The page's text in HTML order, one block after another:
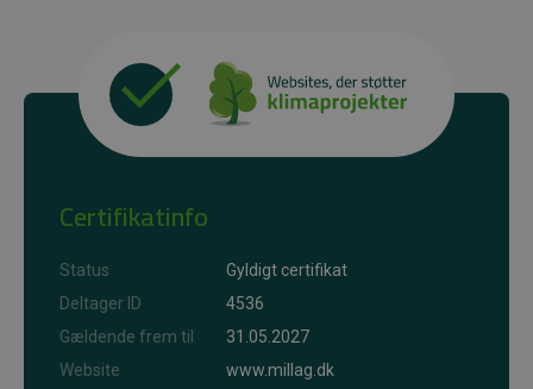
Certifikatinfo
Status
Gyldigt certifikat
Deltager ID
4536
Gældende frem til
31.05.2027
Website
www.millag.dk